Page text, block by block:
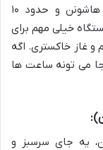
تالاب های گوریا و دلغونه از معروف ترین هاشونن و حدود ۱۰
خیلی مهم برای
و غاز خاکستری. اگه
می تونه ساعت ها
یه جای سرسبز و